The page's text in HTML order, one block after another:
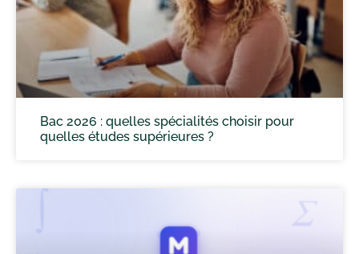
Bac 2026 : quelles spécialités choisir pour
quelles études supérieures ?